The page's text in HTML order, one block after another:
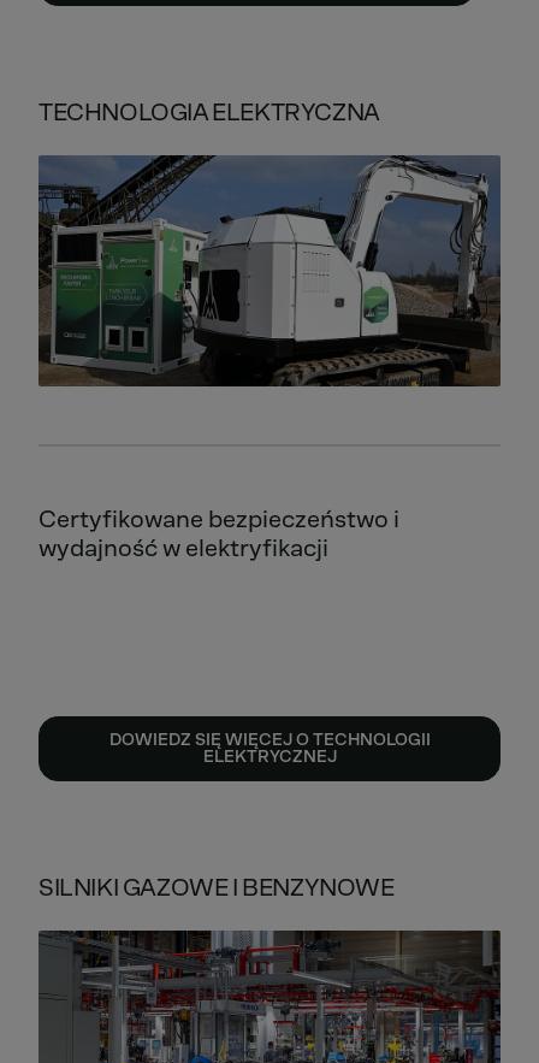
TECHNOLOGIA ELEKTRYCZNA
Certyfikowane bezpieczeństwo i
wydajność w elektryfikacji
DOWIEDZ SIĘ WIĘCEJ O TECHNOLOGII
ELEKTRYCZNEJ
SILNIKI GAZOWE I BENZYNOWE